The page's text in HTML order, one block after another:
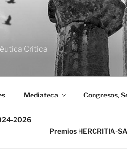
Crítica
Mediateca Congresos,
2026
Premios HERCRITIA-